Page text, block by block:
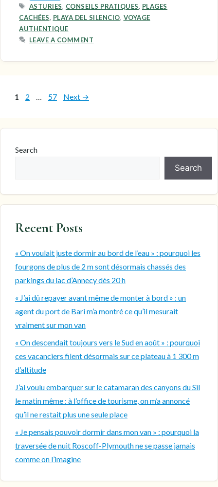
TAGS
ASTURIES, CONSEILS PRATIQUES, PLAGES
CACHÉES, PLAYA DEL SILENCIO, VOYAGE
AUTHENTIQUE
LEAVE A COMMENT
Page
1 Page
2 … Page
57 Next →
Search
Search
Recent Posts
« On voulait juste dormir au bord de l’eau » : pourquoi les
fourgons de plus de 2 m sont désormais chassés des
parkings du lac d’Annecy dès 20 h
« J’ai dû repayer avant même de monter à bord » : un
agent du port de Bari m’a montré ce qu’il mesurait
vraiment sur mon van
« On descendait toujours vers le Sud en août » : pourquoi
ces vacanciers filent désormais sur ce plateau à 1 300 m
d’altitude
J’ai voulu embarquer sur le catamaran des canyons du Sil
le matin même : à l’office de tourisme, on m’a annoncé
qu’il ne restait plus une seule place
« Je pensais pouvoir dormir dans mon van » : pourquoi la
traversée de nuit Roscoff-Plymouth ne se passe jamais
comme on l’imagine